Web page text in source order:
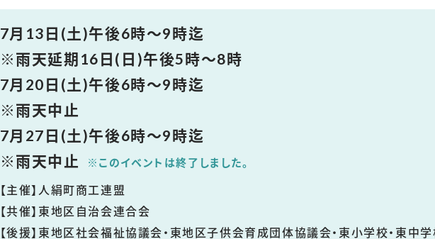
7月13日(土)午後6時～9時迄
※雨天延期16日(日)午後5時～8時
7月20日(土)午後6時～9時迄
※雨天中止
7月27日(土)午後6時～9時迄
※雨天中止
※このイベントは終了しました。
【主催】人絹町商工連盟
【共催】東地区自治会連合会
【後援】東地区社会福祉協議会・東地区子供会育成団体協議会・東小学校・東中学